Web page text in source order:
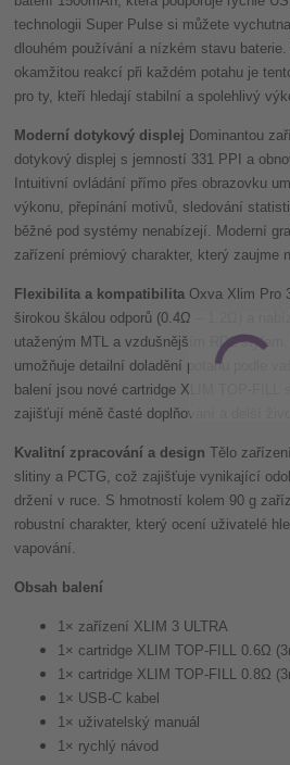
technologii Super Pulse si můžete
dlouhém používání a nízkém stavu
okamžitou reakcí při každém potahu je
pro ty, kteří hledají stabilní a spolehlivý
Moderní dotykový displej Dominantou
dotykový displej s jemností 331 PPI a
Intuitivní ovládání přímo přes obrazovku
výkonu, přepínání motivů, sledování
běžné pod systémy nenabízejí. Moderní
zařízení prémiový charakter, který zaujme
Flexibilita a kompatibilita Oxva Xlim Pro
širokou škálou odporů (0.4Ω – 1.2Ω) a
utaženým MTL a vzdušnějším RDL
umožňuje detailní doladění potahu podle
balení jsou nové cartridge XLIM TOP-FILL
zajišťují méně časté doplňování a delší
Kvalitní zpracování a design Tělo
slitiny a PCTG, což zajišťuje vynikající
držení v ruce. S hmotností kolem 90 g
robustní charakter, který ocení uživatelé
vapování.
Obsah balení
1× zařízení XLIM 3 ULTRA
1× cartridge XLIM TOP-FILL 0.6Ω
1× cartridge XLIM TOP-FILL 0.8Ω
1× USB-C kabel
1× uživatelský manuál
1× rychlý návod